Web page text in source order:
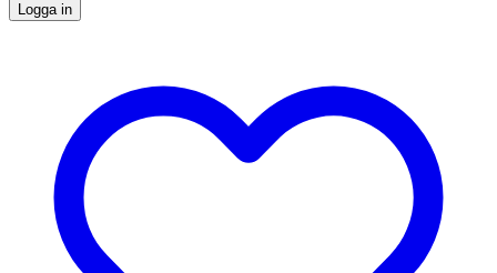
Logga in